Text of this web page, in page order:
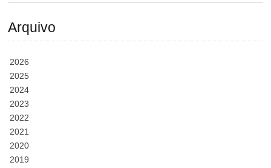
Arquivo
2026
2025
2024
2023
2022
2021
2020
2019